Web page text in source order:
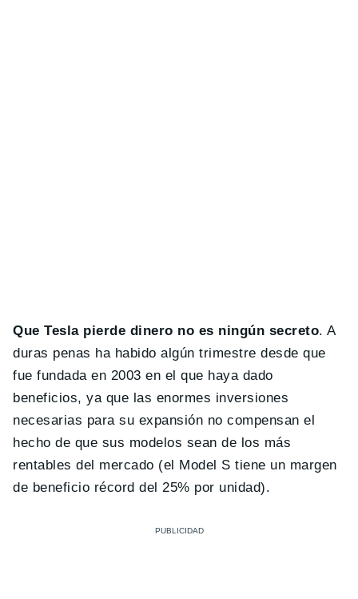
Que Tesla pierde dinero no es ningún secreto. A
duras penas ha habido algún trimestre desde que
fue fundada en 2003 en el que haya dado
beneficios, ya que las enormes inversiones
necesarias para su expansión no compensan el
hecho de que sus modelos sean de los más
rentables del mercado (el Model S tiene un margen
de beneficio récord del 25% por unidad).